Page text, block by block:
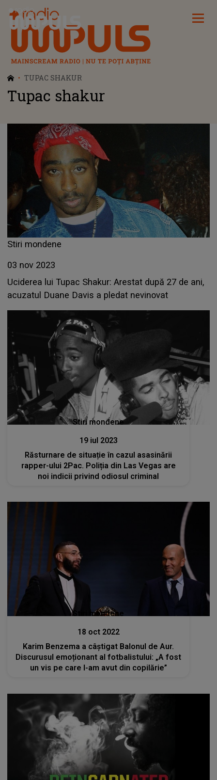
Radio Impuls
TUPAC SHAKUR
Tupac shakur
Stiri mondene
03 nov 2023
Uciderea lui Tupac Shakur: Arestat după 27 de ani,
acuzatul Duane Davis a pledat nevinovat
Stiri mondene
19 iul 2023
Răsturnare de situație în cazul asasinării
rapper-ului 2Pac. Poliția din Las Vegas are
noi indicii privind odiosul criminal
Stiri mondene
18 oct 2022
Karim Benzema a câștigat Balonul de Aur.
Discurusul emoționant al fotbalistului: „A fost
un vis pe care l-am avut din copilărie”